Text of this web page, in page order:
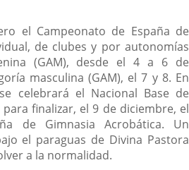
el Campeonato de España de
de clubes y por autonomías
(GAM), desde el 4 a 6 de
masculina (GAM), el 7 y 8. En
celebrará el Nacional Base de
finalizar, el 9 de diciembre, el
de Gimnasia Acrobática. Un
el paraguas de Divina Pastora
a la normalidad.